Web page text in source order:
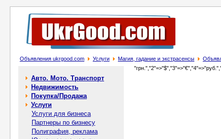
Объявления ukrgood.com Услуги Магия, гадание и экстрасенсы
Авто. Мото. Транспорт
Недвижимость
Покупка/Продажа
Услуги
Услуги для бизнеса
Партнеры по бизнесу
Полиграфия, реклама